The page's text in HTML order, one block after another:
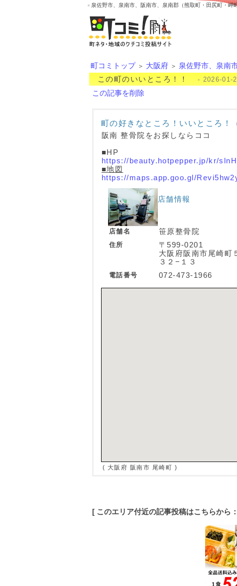
泉佐野市、泉南市、阪南市、泉南郡（熊取町・田尻町・岬
町コミトップ ＞ 大阪府 ＞ 泉佐野市、泉南
この町のいいところ！！ - 2026-01-
この記事を削除
町の好きなところ！いいところ！
阪南 整骨院をお探しならココ
■HP
https://beauty.hotpepper.jp/kr/
■地図
https://maps.app.goo.gl/
店舗情報
店舗名 笹原整骨院
住所
〒599-0201
大阪府阪南市尾崎町
３２−１３
電話番号 072-473-1966
( 大阪府 阪南市 尾崎町 )
[ このエリア付近の記事投稿はこちらから：